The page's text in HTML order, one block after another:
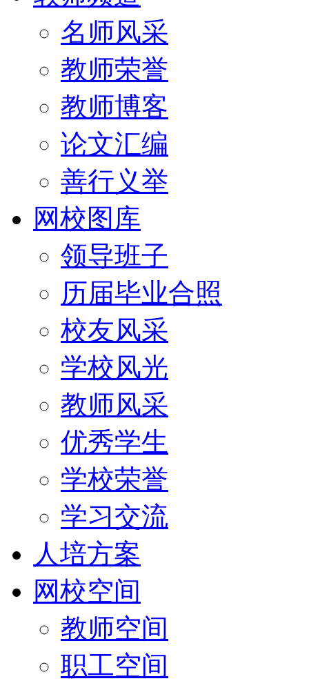
名师风采
教师荣誉
教师博客
论文汇编
善行义举
网校图库
领导班子
历届毕业合照
校友风采
学校风光
教师风采
优秀学生
学校荣誉
学习交流
人培方案
网校空间
教师空间
职工空间